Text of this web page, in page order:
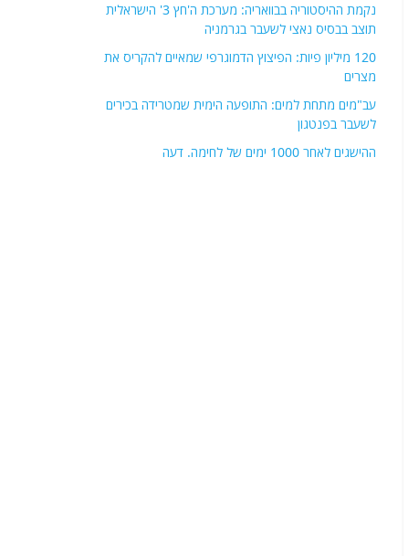
נקמת ההיסטוריה בבוואריה: מערכת ה'חץ 3' הישראלית
תוצב בבסיס נאצי לשעבר בגרמניה
120 מיליון פיות: הפיצוץ הדמוגרפי שמאיים להקריס את
מצרים
עב"מים מתחת למים: התופעה הימית שמטרידה בכירים
לשעבר בפנטגון
ההישגים לאחר 1000 ימים של לחימה. דעה